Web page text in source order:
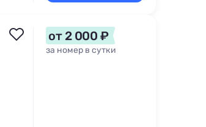
от 2 000 ₽
за номер в сутки